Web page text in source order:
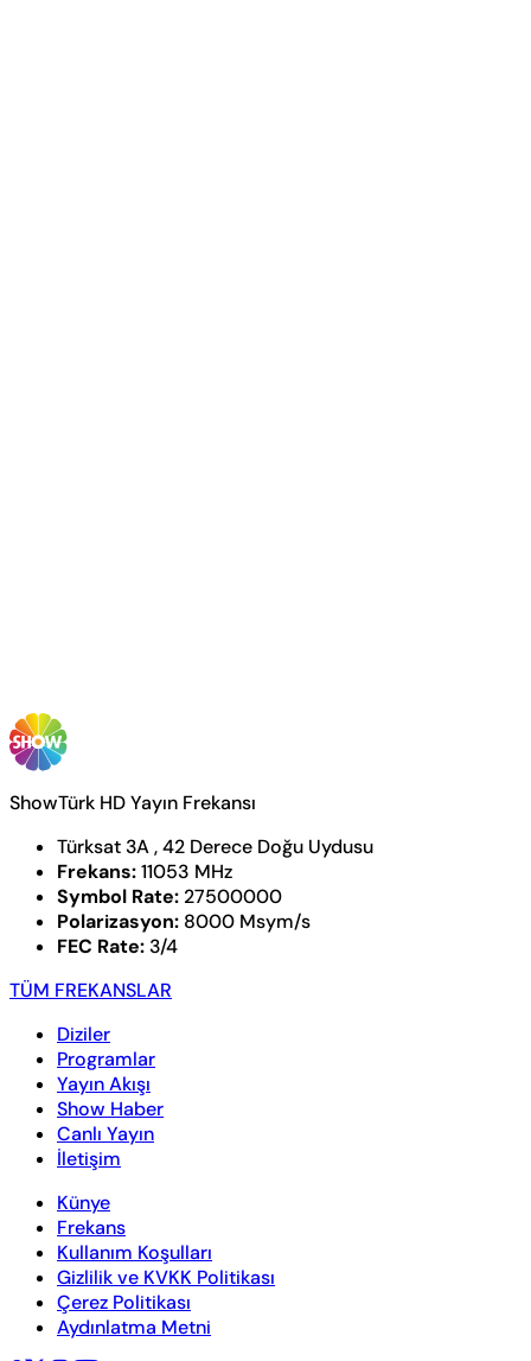
ShowTürk HD Yayın Frekansı
Türksat 3A , 42 Derece Doğu Uydusu
Frekans:11053 MHz
Symbol Rate: 27500000
Polarizasyon: 8000 Msym/s
FEC Rate: 3/4
TÜM FREKANSLAR
Diziler
Programlar
Yayın Akışı
Show Haber
Canlı Yayın
İletişim
Künye
Frekans
Kullanım Koşulları
Gizlilik ve KVKK Politikası
Çerez Politikası
Aydınlatma Metni